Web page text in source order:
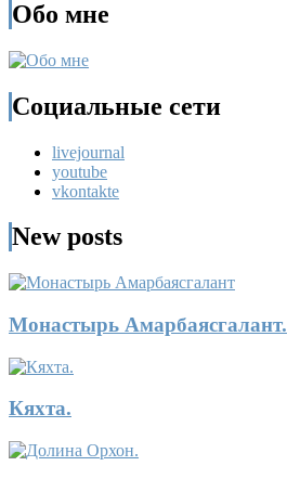
Обо мне
Социальные сети
livejournal
youtube
vkontakte
New posts
Монастырь Амарбаясгалант.
Кяхта.